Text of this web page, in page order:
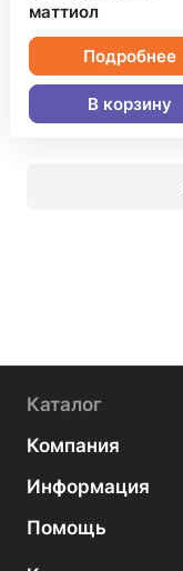
маттиол
Подробнее
В корзину
Каталог
Компания
Информация
Помощь